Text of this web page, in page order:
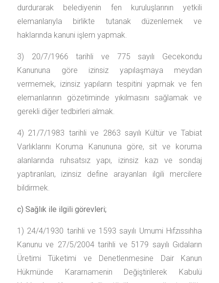
durdurarak belediyenin fen kuruluşlarının yetkili
elemanlarıyla birlikte tutanak düzenlemek ve
haklarında kanuni işlem yapmak.
3) 20/7/1966 tarihli ve 775 sayılı Gecekondu
Kanununa göre izinsiz yapılaşmaya meydan
vermemek, izinsiz yapıların tespitini yapmak ve fen
elemanlarının gözetiminde yıkılmasını sağlamak ve
gerekli diğer tedbirleri almak.
4) 21/7/1983 tarihli ve 2863 sayılı Kültür ve Tabiat
Varlıklarını Koruma Kanununa göre, sit ve koruma
alanlarında ruhsatsız yapı, izinsiz kazı ve sondaj
yaptıranları, izinsiz define arayanları ilgili mercilere
bildirmek.
c) Sağlık ile ilgili görevleri;
1) 24/4/1930 tarihli ve 1593 sayılı Umumi Hıfzıssıhha
Kanunu ve 27/5/2004 tarihli ve 5179 sayılı Gıdaların
Üretimi Tüketimi ve Denetlenmesine Dair Kanun
Hükmünde Kararnamenin Değiştirilerek Kabulü